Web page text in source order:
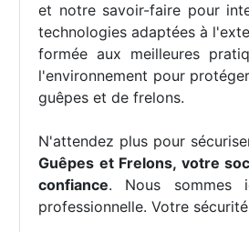
et notre savoir-faire pour
technologies adaptées à
formée aux meilleures
l'environnement pour
guêpes et de frelons.
N'attendez plus pour
Guêpes et Frelons, votre
confiance. Nous sommes
professionnelle. Votre